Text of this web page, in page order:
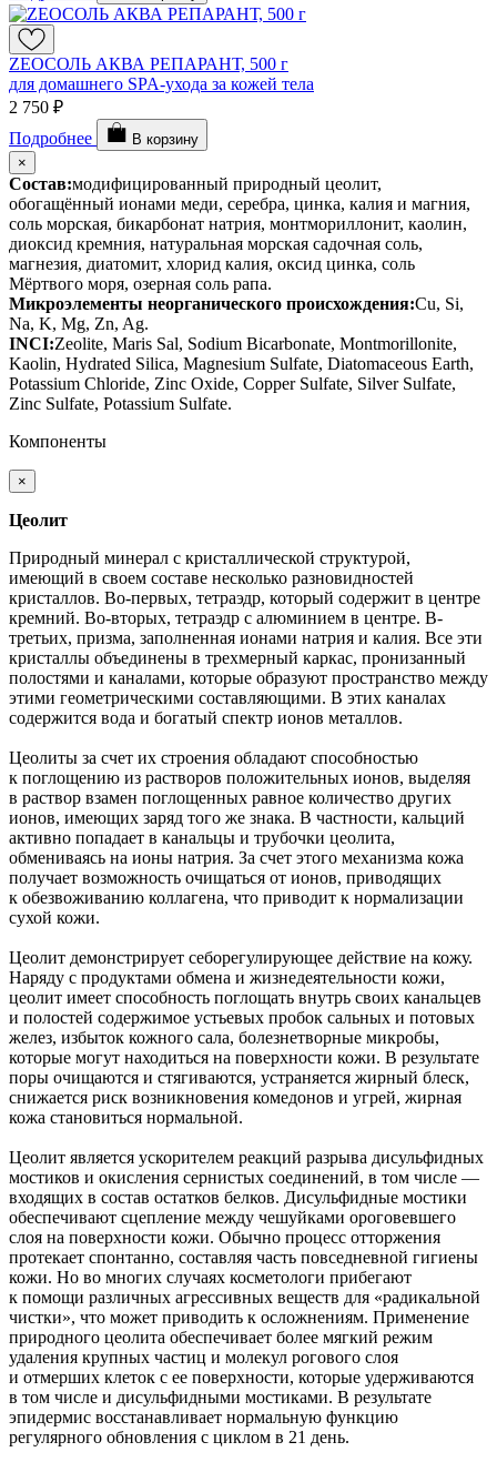
ZEOСОЛЬ АКВА РЕПАРАНТ, 500 г
для домашнего SPA-ухода за кожей тела
2 750 ₽
Подробнее
В корзину
×
Состав:модифицированный природный цеолит,
обогащённый ионами меди, серебра, цинка, калия и магния,
соль морская, бикарбонат натрия, монтмориллонит, каолин,
диоксид кремния, натуральная морская садочная соль,
магнезия, диатомит, хлорид калия, оксид цинка, соль
Мёртвого моря, озерная соль рапа.
Микроэлементы неорганического происхождения:Cu, Si,
Na, K, Mg, Zn, Ag.
INCI:Zeolite, Maris Sal, Sodium Bicarbonate, Montmorillonite,
Kaolin, Hydrated Silica, Magnesium Sulfate, Diatomaceous Earth,
Potassium Chloride, Zinc Oxide, Copper Sulfate, Silver Sulfate,
Zinc Sulfate, Potassium Sulfate.
Компоненты
×
Цеолит
Природный минерал с кристаллической структурой,
имеющий в своем составе несколько разновидностей
кристаллов. Во-первых, тетраэдр, который содержит в центре
кремний. Во-вторых, тетраэдр с алюминием в центре. В-
третьих, призма, заполненная ионами натрия и калия. Все эти
кристаллы объединены в трехмерный каркас, пронизанный
полостями и каналами, которые образуют пространство между
этими геометрическими составляющими. В этих каналах
содержится вода и богатый спектр ионов металлов.
Цеолиты за счет их строения обладают способностью
к поглощению из растворов положительных ионов, выделяя
в раствор взамен поглощенных равное количество других
ионов, имеющих заряд того же знака. В частности, кальций
активно попадает в канальцы и трубочки цеолита,
обмениваясь на ионы натрия. За счет этого механизма кожа
получает возможность очищаться от ионов, приводящих
к обезвоживанию коллагена, что приводит к нормализации
сухой кожи.
Цеолит демонстрирует себорегулирующее действие на кожу.
Наряду с продуктами обмена и жизнедеятельности кожи,
цеолит имеет способность поглощать внутрь своих канальцев
и полостей содержимое устьевых пробок сальных и потовых
желез, избыток кожного сала, болезнетворные микробы,
которые могут находиться на поверхности кожи. В результате
поры очищаются и стягиваются, устраняется жирный блеск,
снижается риск возникновения комедонов и угрей, жирная
кожа становиться нормальной.
Цеолит является ускорителем реакций разрыва дисульфидных
мостиков и окисления сернистых соединений, в том числе —
входящих в состав остатков белков. Дисульфидные мостики
обеспечивают сцепление между чешуйками ороговевшего
слоя на поверхности кожи. Обычно процесс отторжения
протекает спонтанно, составляя часть повседневной гигиены
кожи. Но во многих случаях косметологи прибегают
к помощи различных агрессивных веществ для «радикальной
чистки», что может приводить к осложнениям. Применение
природного цеолита обеспечивает более мягкий режим
удаления крупных частиц и молекул рогового слоя
и отмерших клеток с ее поверхности, которые удерживаются
в том числе и дисульфидными мостиками. В результате
эпидермис восстанавливает нормальную функцию
регулярного обновления с циклом в 21 день.